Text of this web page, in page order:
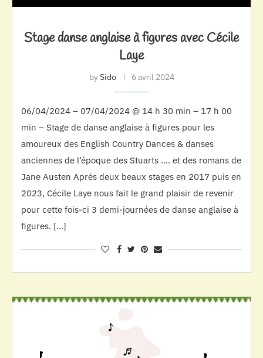
Stage danse anglaise à figures avec Cécile
Laye
bySido 6 avril 2024
06/04/2024 – 07/04/2024 @ 14 h 30 min – 17 h 00
min – Stage de danse anglaise à figures pour les
amoureux des English Country Dances & danses
anciennes de l’époque des Stuarts …. et des romans de
Jane Austen Après deux beaux stages en 2017 puis en
2023, Cécile Laye nous fait le grand plaisir de revenir
pour cette fois-ci 3 demi-journées de danse anglaise à
figures. […]